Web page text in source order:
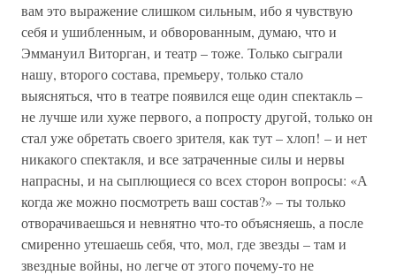
вам это выражение слишком сильным, ибо я чувствую
себя и ушибленным, и обворованным, думаю, что и
Эммануил Виторган, и театр – тоже. Только сыграли
нашу, второго состава, премьеру, только стало
выясняться, что в театре появился еще один спектакль –
не лучше или хуже первого, а попросту другой, только он
стал уже обретать своего зрителя, как тут – хлоп! – и нет
никакого спектакля, и все затраченные силы и нервы
напрасны, и на сыплющиеся со всех сторон вопросы: «А
когда же можно посмотреть ваш состав?» – ты только
отворачиваешься и невнятно что-то объясняешь, а после
смиренно утешаешь себя, что, мол, где звезды – там и
звездные войны, но легче от этого почему-то не